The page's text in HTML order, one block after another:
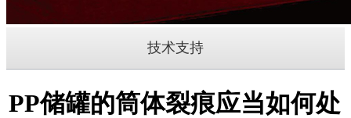
技术支持
PP储罐的筒体裂痕应当如何处